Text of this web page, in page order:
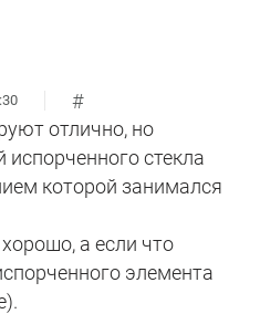
#
отлично, но
стекла
которой занимался
а если что
элемента